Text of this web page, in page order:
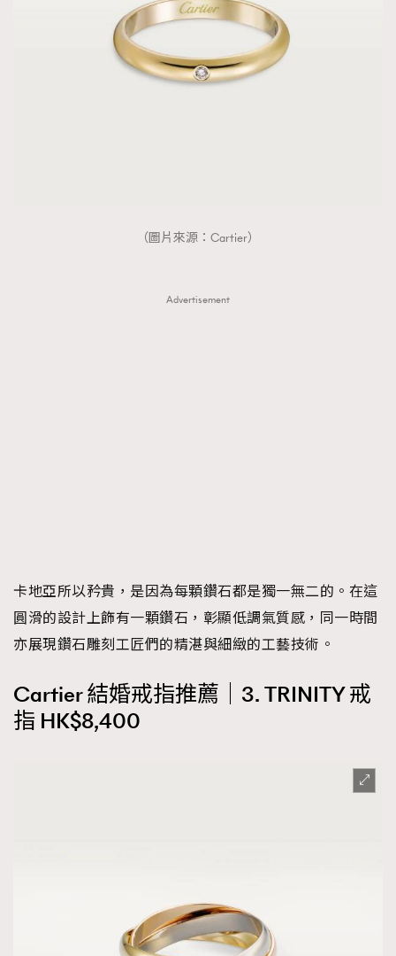
（圖片來源：Cartier）
Advertisement
卡地亞所以矜貴，是因為每顆鑽石都是獨一無二的。在這
圓滑的設計上飾有一顆鑽石，彰顯低調氣質感，同一時間
亦展現鑽石雕刻工匠們的精湛與細緻的工藝技術。
Cartier 結婚戒指推薦｜3. TRINITY 戒
指 HK$8,400